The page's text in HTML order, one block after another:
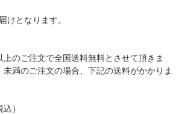
けとなります。
のご注文で全国送料無料とさせて頂きま
満のご注文の場合、下記の送料がかかりま
）